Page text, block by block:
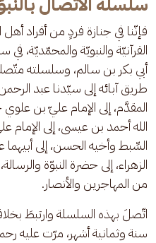
فإنّنا في جنازة فردٍ من أفراد
القرآنيّة والنبويّة والمحمّديّة،
أبي بكر بن سالم، وسلسلته
طريق آبائه إلى سيّدنا عبد
المقدَّم، إلى الإمام عليّ بن علوي
الله أحمد بن عيسى، إلى الإمام
السِّبط وأخيه الحسن، إلى
الزهراء، إلى حضرة النبوّة
من المهاجرين والأنصار.
اتّصلَ بهذه السلسلة وارتبطَ
سنة وثمانية أشهر، مرّت عليه